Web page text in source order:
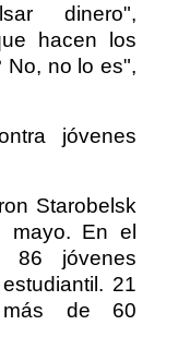
dinero",
hacen los
No, no lo es",
jóvenes
Starobelsk
mayo. En el
86 jóvenes
21
más de 60